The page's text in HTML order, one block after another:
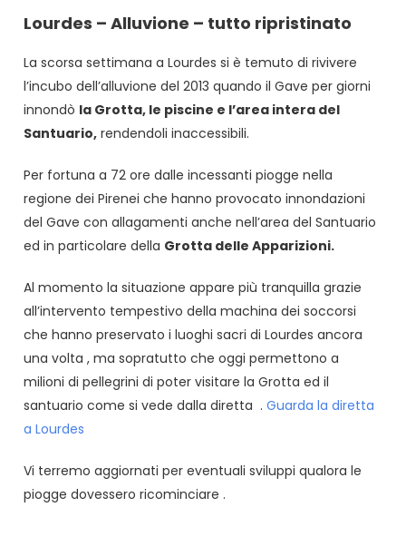
Lourdes – Alluvione – tutto ripristinato
La scorsa settimana a Lourdes si è temuto di rivivere
l’incubo dell’alluvione del 2013 quando il Gave per giorni
innondò la Grotta, le piscine e l’area intera del
Santuario, rendendoli inaccessibili.
Per fortuna a 72 ore dalle incessanti piogge nella
regione dei Pirenei che hanno provocato innondazioni
del Gave con allagamenti anche nell’area del Santuario
ed in particolare della Grotta delle Apparizioni.
Al momento la situazione appare più tranquilla grazie
all’intervento tempestivo della machina dei soccorsi
che hanno preservato i luoghi sacri di Lourdes ancora
una volta , ma sopratutto che oggi permettono a
milioni di pellegrini di poter visitare la Grotta ed il
santuario come si vede dalla diretta . Guarda la diretta
a Lourdes
Vi terremo aggiornati per eventuali sviluppi qualora le
piogge dovessero ricominciare .